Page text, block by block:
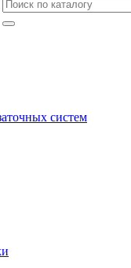
систем